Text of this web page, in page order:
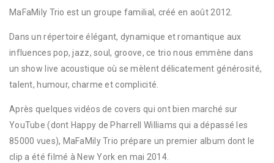
MaFaMily Trio est un groupe familial, créé en août 2012.
Dans un répertoire élégant, dynamique et romantique aux
influences pop, jazz, soul, groove, ce trio nous emmène dans
un show live acoustique où se mèlent délicatement générosité,
talent, humour, charme et complicité.
Après quelques vidéos de covers qui ont bien marché sur
YouTube (dont Happy de Pharrell Williams qui a dépassé les
85000 vues), MaFaMily Trio prépare un premier album dont le
clip a été filmé à New York en mai 2014.